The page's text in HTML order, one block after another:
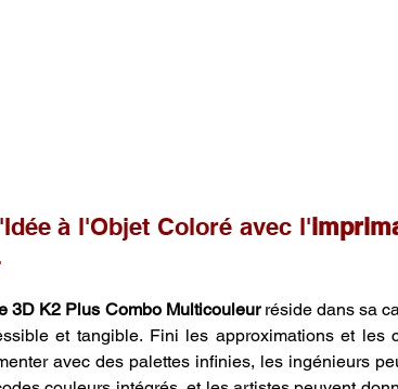
à l'Objet Coloré avec l'
3D K2 Plus Combo Multicouleur réside dans sa
et tangible. Fini les approximations et les
avec des palettes infinies, les ingénieurs